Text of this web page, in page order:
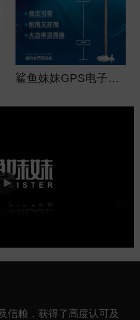
鲨鱼妹妹GPS电子锚（船用）大功率顶流机ss400
信赖，获得了高度认可及